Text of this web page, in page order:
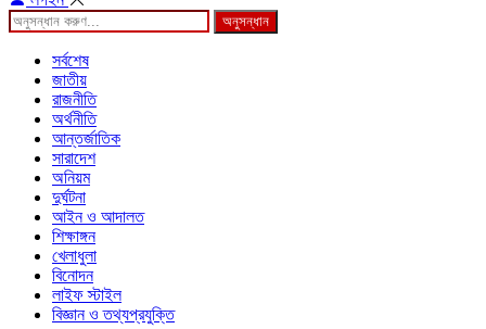
অনুসন্ধান
সর্বশেষ
জাতীয়
রাজনীতি
অর্থনীতি
আন্তর্জাতিক
সারাদেশ
অনিয়ম
দুর্ঘটনা
আইন ও আদালত
শিক্ষাঙ্গন
খেলাধুলা
বিনোদন
লাইফ স্টাইল
বিজ্ঞান ও তথ্যপ্রযুক্তি